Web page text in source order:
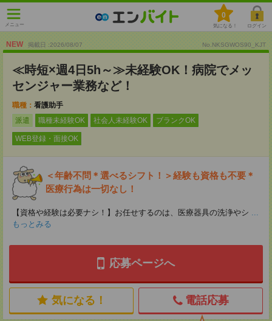
メニュー
0
気になる！ ログイン
NEW 掲載日 :2026/08/07 No.NKSGWOS90_KJT
≪時短×週4日5h～≫未経験OK！病院でメッ
センジャー業務など！
職種： 看護助手
派遣
職種未経験OK 社会人未経験OK ブランクOK
WEB登録・面接OK
＜年齢不問＊選べるシフト！＞経験も資格も不要＊
医療行為は一切なし！
【資格や経験は必要ナシ！】お任せするのは、医療器具の洗浄やシ ...
もっとみる
応募ページへ
気になる！ 電話応募